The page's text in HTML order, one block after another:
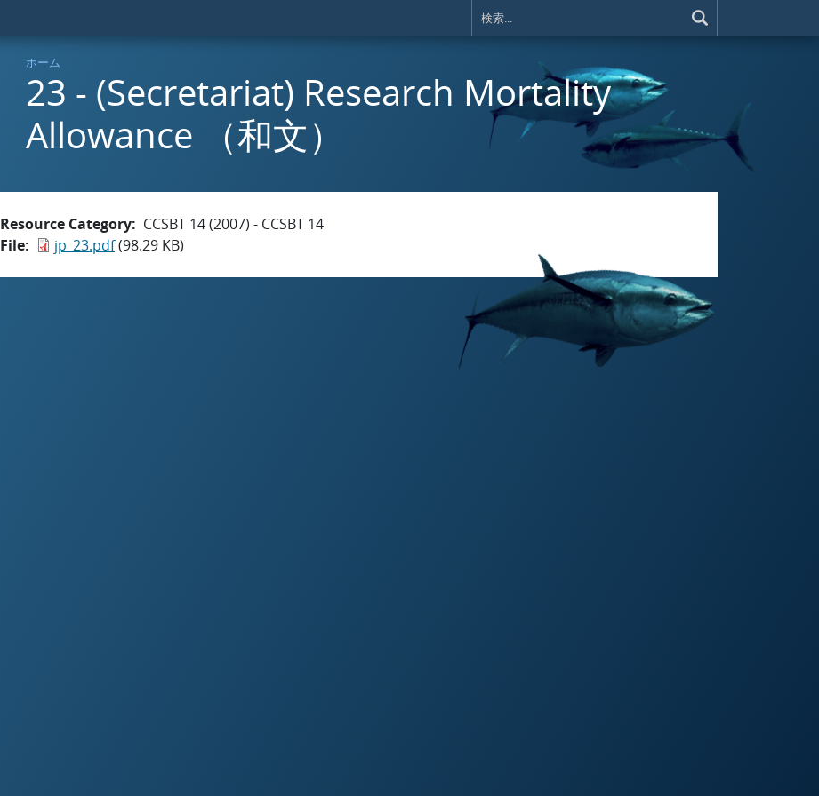
ホーム
23 - (Secretariat) Research Mortality
Allowance （和文）
Resource Category
CCSBT 14 (2007) - CCSBT 14
File
jp_23.pdf(98.29 KB)